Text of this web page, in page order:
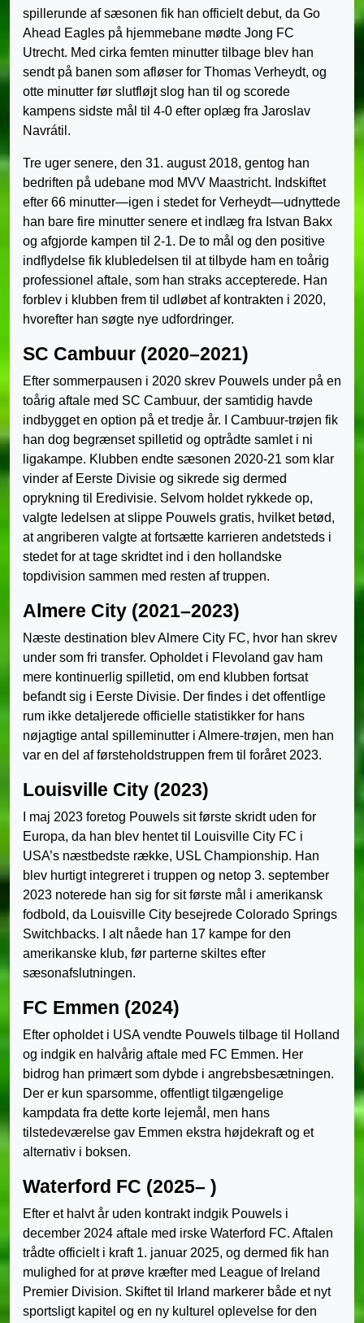
spillerunde af sæsonen fik han officielt debut, da Go
Ahead Eagles på hjemmebane mødte Jong FC
Utrecht. Med cirka femten minutter tilbage blev han
sendt på banen som afløser for Thomas Verheydt, og
otte minutter før slutfløjt slog han til og scorede
kampens sidste mål til 4-0 efter oplæg fra Jaroslav
Navrátil.
Tre uger senere, den 31. august 2018, gentog han
bedriften på udebane mod MVV Maastricht. Indskiftet
efter 66 minutter—igen i stedet for Verheydt—udnyttede
han bare fire minutter senere et indlæg fra Istvan Bakx
og afgjorde kampen til 2-1. De to mål og den positive
indflydelse fik klubledelsen til at tilbyde ham en toårig
professionel aftale, som han straks accepterede. Han
forblev i klubben frem til udløbet af kontrakten i 2020,
hvorefter han søgte nye udfordringer.
SC Cambuur (2020–2021)
Efter sommerpausen i 2020 skrev Pouwels under på en
toårig aftale med SC Cambuur, der samtidig havde
indbygget en option på et tredje år. I Cambuur-trøjen fik
han dog begrænset spilletid og optrådte samlet i ni
ligakampe. Klubben endte sæsonen 2020-21 som klar
vinder af Eerste Divisie og sikrede sig dermed
oprykning til Eredivisie. Selvom holdet rykkede op,
valgte ledelsen at slippe Pouwels gratis, hvilket betød,
at angriberen valgte at fortsætte karrieren andetsteds i
stedet for at tage skridtet ind i den hollandske
topdivision sammen med resten af truppen.
Almere City (2021–2023)
Næste destination blev Almere City FC, hvor han skrev
under som fri transfer. Opholdet i Flevoland gav ham
mere kontinuerlig spilletid, om end klubben fortsat
befandt sig i Eerste Divisie. Der findes i det offentlige
rum ikke detaljerede officielle statistikker for hans
nøjagtige antal spilleminutter i Almere-trøjen, men han
var en del af førsteholdstruppen frem til foråret 2023.
Louisville City (2023)
I maj 2023 foretog Pouwels sit første skridt uden for
Europa, da han blev hentet til Louisville City FC i
USA’s næstbedste række, USL Championship. Han
blev hurtigt integreret i truppen og netop 3. september
2023 noterede han sig for sit første mål i amerikansk
fodbold, da Louisville City besejrede Colorado Springs
Switchbacks. I alt nåede han 17 kampe for den
amerikanske klub, før parterne skiltes efter
sæsonafslutningen.
FC Emmen (2024)
Efter opholdet i USA vendte Pouwels tilbage til Holland
og indgik en halvårig aftale med FC Emmen. Her
bidrog han primært som dybde i angrebsbesætningen.
Der er kun sparsomme, offentligt tilgængelige
kampdata fra dette korte lejemål, men hans
tilstedeværelse gav Emmen ekstra højdekraft og et
alternativ i boksen.
Waterford FC (2025– )
Efter et halvt år uden kontrakt indgik Pouwels i
december 2024 aftale med irske Waterford FC. Aftalen
trådte officielt i kraft 1. januar 2025, og dermed fik han
mulighed for at prøve kræfter med League of Ireland
Premier Division. Skiftet til Irland markerer både et nyt
sportsligt kapitel og en ny kulturel oplevelse for den